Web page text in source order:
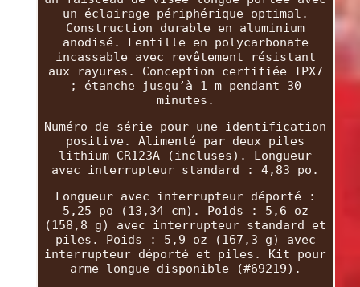
un éclairage périphérique optimal.
Construction durable en aluminium
anodisé. Lentille en polycarbonate
incassable avec revêtement résistant
aux rayures. Conception certifiée IPX7
; étanche jusqu’à 1 m pendant 30
minutes.
Numéro de série pour une identification
positive. Alimenté par deux piles
lithium CR123A (incluses). Longueur
avec interrupteur standard : 4,83 po.
Longueur avec interrupteur déporté :
5,25 po (13,34 cm). Poids : 5,6 oz
(158,8 g) avec interrupteur standard et
piles. Poids : 5,9 oz (167,3 g) avec
interrupteur déporté et piles. Kit pour
arme longue disponible (#69219).